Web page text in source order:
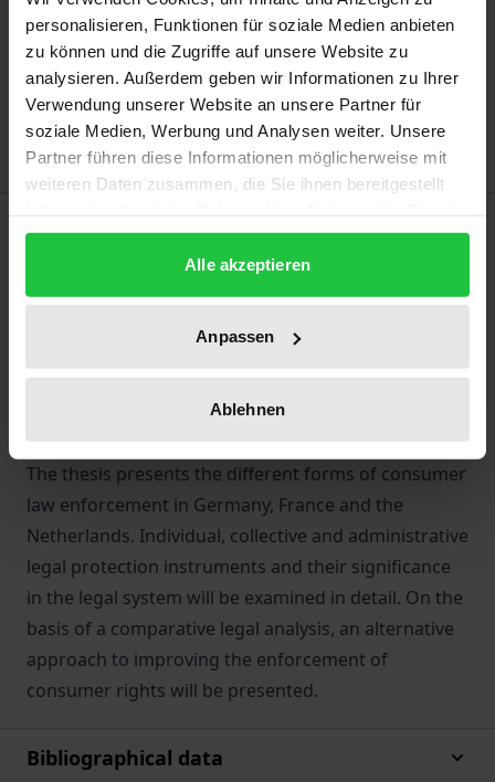
personalisieren, Funktionen für soziale Medien anbieten
zu können und die Zugriffe auf unsere Website zu
analysieren. Außerdem geben wir Informationen zu Ihrer
Verwendung unserer Website an unsere Partner für
soziale Medien, Werbung und Analysen weiter. Unsere
Partner führen diese Informationen möglicherweise mit
weiteren Daten zusammen, die Sie ihnen bereitgestellt
gesammelt haben.
Alle akzeptieren
Anpassen
Ablehnen
Add to Cart
Add to Wish List
Delivery cost notice
have traditionally taken different approaches to
ensuring that consumer law is enforced effectively.
European provisions have also increasingly
impacted national enforcement structures.
The thesis presents the different forms of consumer
law enforcement in Germany, France and the
Netherlands. Individual, collective and administrative
legal protection instruments and their significance
in the legal system will be examined in detail. On the
basis of a comparative legal analysis, an alternative
approach to improving the enforcement of
consumer rights will be presented.
Bibliographical data